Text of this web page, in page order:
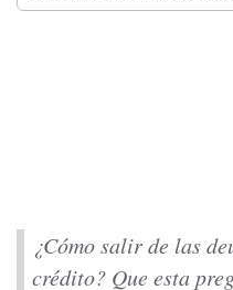
¿Cómo salir de las
crédito? Que esta